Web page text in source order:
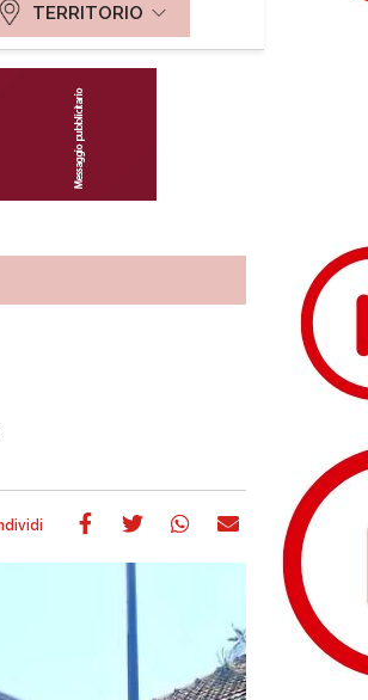
TERRITORIO